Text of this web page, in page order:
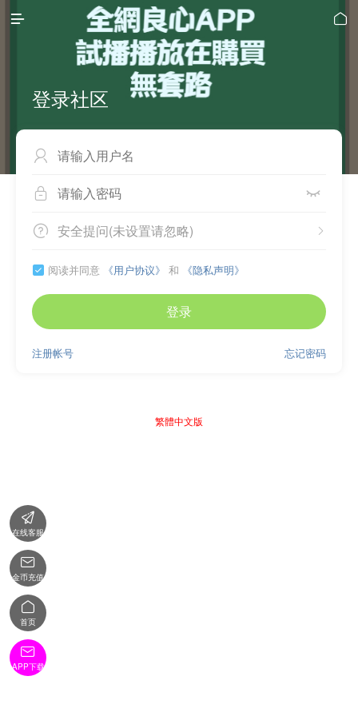
 
登录社区

 
 
安全提问(未设置请忽略)
 阅读并同意 《用户协议》 和 《隐私声明》
登录
忘记密码
注册帐号
繁體中文版

在线客服

金币充值

首页

APP下载